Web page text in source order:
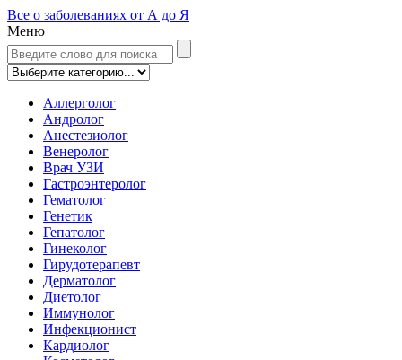
Все о заболеваниях от А до Я
Меню
Аллерголог
Андролог
Анестезиолог
Венеролог
Врач УЗИ
Гастроэнтеролог
Гематолог
Генетик
Гепатолог
Гинеколог
Гирудотерапевт
Дерматолог
Диетолог
Иммунолог
Инфекционист
Кардиолог